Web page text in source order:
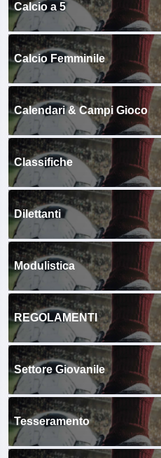
Calcio a 5
Calcio Femminile
Calendari & Campi Gioco
Classifiche
Dilettanti
Modulistica
REGOLAMENTI
Settore Giovanile
Tesseramento